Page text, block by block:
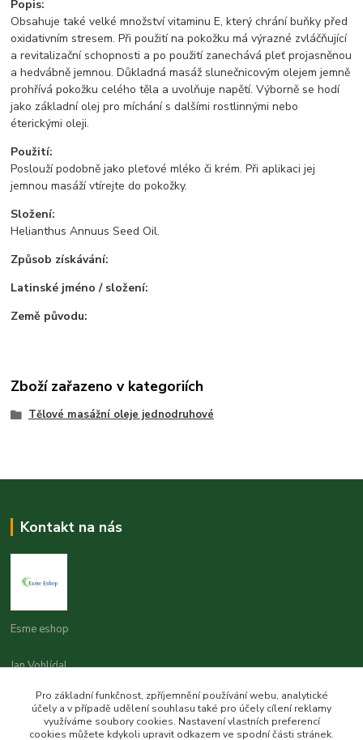
Popis:
Obsahuje také velké množství vitaminu E, který chrání buňky před
oxidativním stresem. Při použití na pokožku má výrazné zvláčňující
a revitalizační schopnosti a po použití zanechává pleť projasněnou
a hedvábně jemnou. Důkladná masáž slunečnicovým olejem jemně
prohřívá pokožku celého těla a uvolňuje napětí. Výborně se hodí
jako základní olej pro míchání s dalšími rostlinnými nebo
éterickými oleji.
Použití:
Poslouží podobně jako pleťové mléko či krém. Při aplikaci jej
jemnou masáží vtírejte do pokožky.
Složení:
Helianthus Annuus Seed Oil.
Způsob získávání:
Latinské jméno / složení:
Země původu:
Zboží zařazeno v kategoriích
Tělové masážní oleje jednodruhové
Kontakt na nás
Esme eshop
Jan Vohlídal
8,00 - 20,00
objednavky@esme-eshop.cz
Pro základní funkčnost, zpříjemnění používání webu, analytické
účely a v případě udělení souhlasu také pro účely cílení reklamy
využíváme soubory cookies. Nastavení vlastních preferencí
cookies můžete kdykoli upravit odkazem ve spodní části stránek.